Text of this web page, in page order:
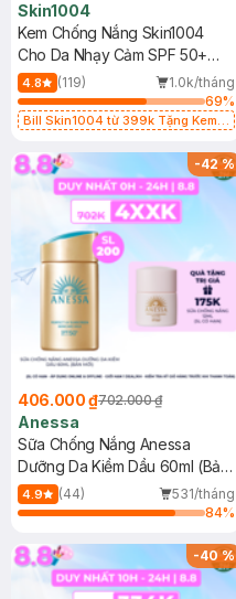
Skin1004
Kem Chống Nắng Skin1004
Cho Da Nhạy Cảm SPF 50+
50ml
4.8 (119)
1.0k/tháng
69%
Bill Skin1004 từ 399k Tặng Kem
SPF 50+ 20ml (SL Có Hạn)
-42%
406.000 ₫702.000 ₫
Anessa
Sữa Chống Nắng Anessa
Dưỡng Da Kiềm Dầu 60ml (Bản
Mới)
4.9 (44)
531/tháng
84%
-40%